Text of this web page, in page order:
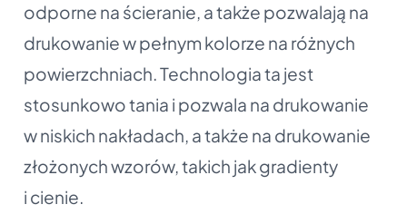
odporne na ścieranie, a także pozwalają na
drukowanie w pełnym kolorze na różnych
powierzchniach. Technologia ta jest
stosunkowo tania i pozwala na drukowanie
w niskich nakładach, a także na drukowanie
złożonych wzorów, takich jak gradienty
i cienie.